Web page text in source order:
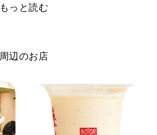
もっと読む
周辺のお店